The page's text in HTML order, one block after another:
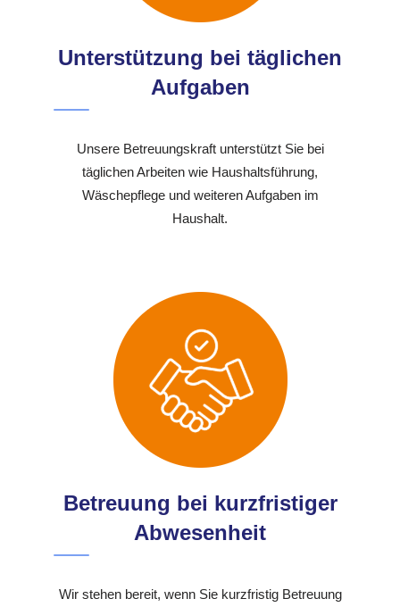
Unterstützung bei täglichen
Aufgaben
Unsere Betreuungskraft unterstützt Sie bei
täglichen Arbeiten wie Haushaltsführung,
Wäschepflege und weiteren Aufgaben im
Haushalt.
Betreuung bei kurzfristiger
Abwesenheit
Wir stehen bereit, wenn Sie kurzfristig Betreuung